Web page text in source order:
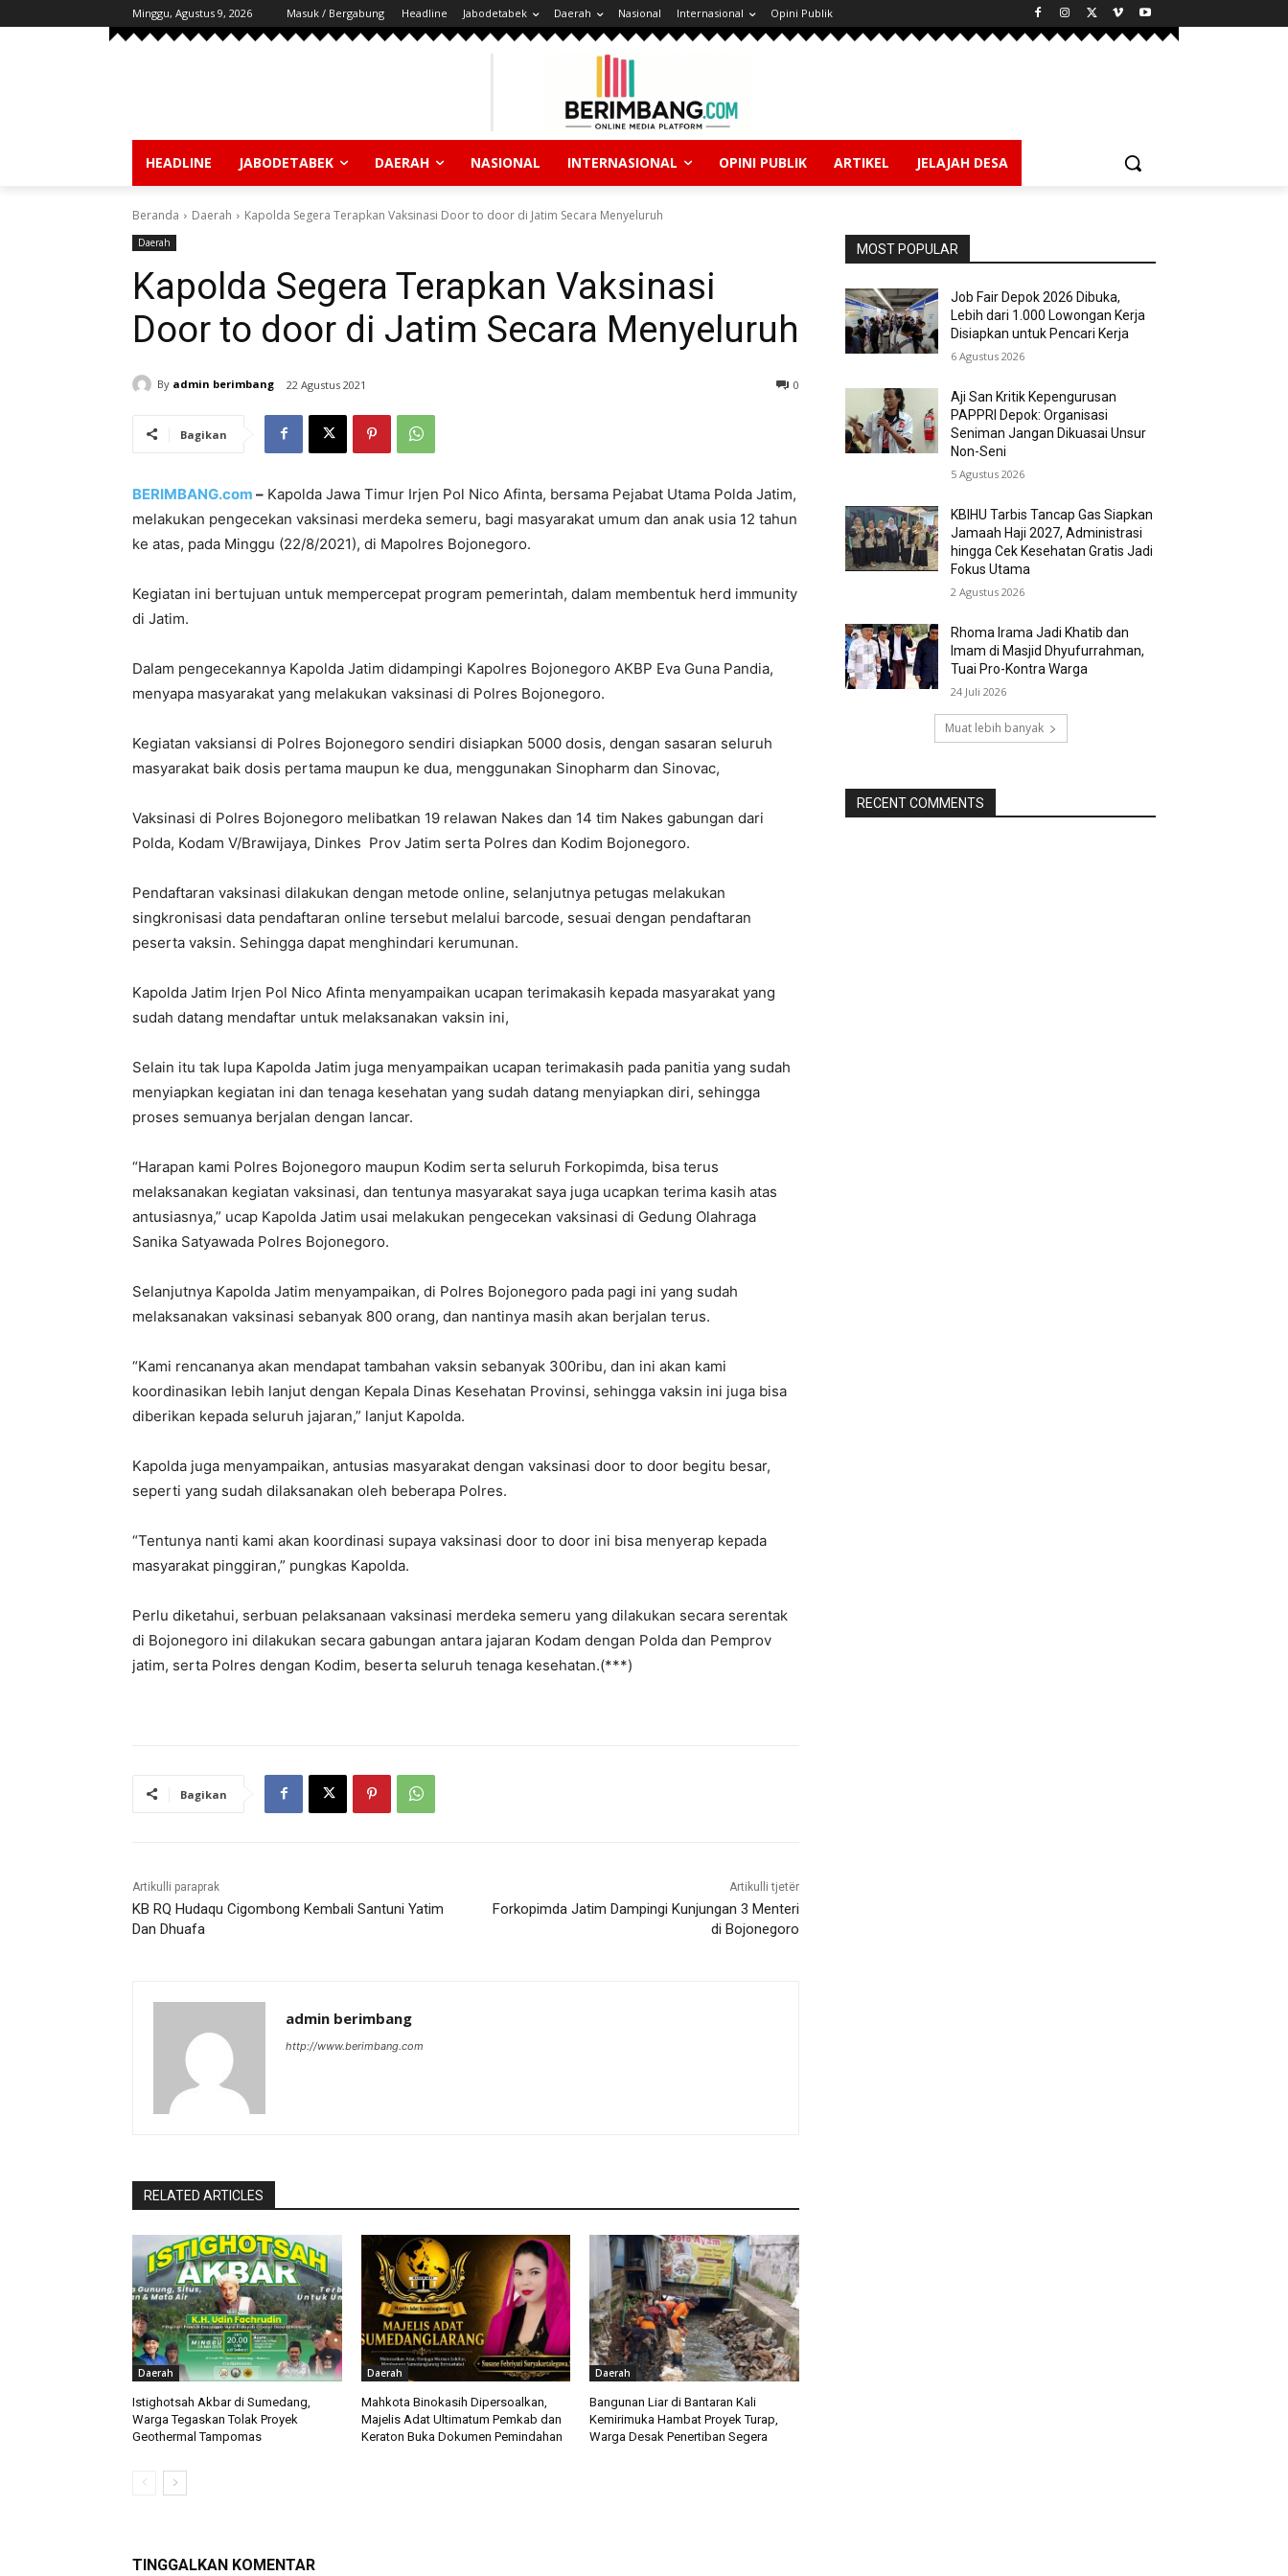
Minggu, Agustus 9, 2026 Masuk / Bergabung Headline Jabodetabek Daerah Nasional Internasional Opini Publik
HEADLINE JABODETABEK DAERAH NASIONAL INTERNASIONAL OPINI PUBLIK ARTIKEL JELAJAH DESA
Beranda Daerah Kapolda Segera Terapkan Vaksinasi Door to door di Jatim Secara Menyeluruh
Daerah
Kapolda Segera Terapkan Vaksinasi
Door to door di Jatim Secara Menyeluruh
By admin berimbang 22 Agustus 2021 0
Bagikan
BERIMBANG.com – Kapolda Jawa Timur Irjen Pol Nico Afinta, bersama Pejabat Utama Polda Jatim,
melakukan pengecekan vaksinasi merdeka semeru, bagi masyarakat umum dan anak usia 12 tahun
ke atas, pada Minggu (22/8/2021), di Mapolres Bojonegoro.
Kegiatan ini bertujuan untuk mempercepat program pemerintah, dalam membentuk herd immunity
di Jatim.
Dalam pengecekannya Kapolda Jatim didampingi Kapolres Bojonegoro AKBP Eva Guna Pandia,
menyapa masyarakat yang melakukan vaksinasi di Polres Bojonegoro.
Kegiatan vaksiansi di Polres Bojonegoro sendiri disiapkan 5000 dosis, dengan sasaran seluruh
masyarakat baik dosis pertama maupun ke dua, menggunakan Sinopharm dan Sinovac,
Vaksinasi di Polres Bojonegoro melibatkan 19 relawan Nakes dan 14 tim Nakes gabungan dari
Polda, Kodam V/Brawijaya, Dinkes Prov Jatim serta Polres dan Kodim Bojonegoro.
Pendaftaran vaksinasi dilakukan dengan metode online, selanjutnya petugas melakukan
singkronisasi data pendaftaran online tersebut melalui barcode, sesuai dengan pendaftaran
peserta vaksin. Sehingga dapat menghindari kerumunan.
Kapolda Jatim Irjen Pol Nico Afinta menyampaikan ucapan terimakasih kepada masyarakat yang
sudah datang mendaftar untuk melaksanakan vaksin ini,
Selain itu tak lupa Kapolda Jatim juga menyampaikan ucapan terimakasih pada panitia yang sudah
menyiapkan kegiatan ini dan tenaga kesehatan yang sudah datang menyiapkan diri, sehingga
proses semuanya berjalan dengan lancar.
“Harapan kami Polres Bojonegoro maupun Kodim serta seluruh Forkopimda, bisa terus
melaksanakan kegiatan vaksinasi, dan tentunya masyarakat saya juga ucapkan terima kasih atas
antusiasnya,” ucap Kapolda Jatim usai melakukan pengecekan vaksinasi di Gedung Olahraga
Sanika Satyawada Polres Bojonegoro.
Selanjutnya Kapolda Jatim menyampaikan, di Polres Bojonegoro pada pagi ini yang sudah
melaksanakan vaksinasi sebanyak 800 orang, dan nantinya masih akan berjalan terus.
“Kami rencananya akan mendapat tambahan vaksin sebanyak 300ribu, dan ini akan kami
koordinasikan lebih lanjut dengan Kepala Dinas Kesehatan Provinsi, sehingga vaksin ini juga bisa
diberikan kepada seluruh jajaran,” lanjut Kapolda.
Kapolda juga menyampaikan, antusias masyarakat dengan vaksinasi door to door begitu besar,
seperti yang sudah dilaksanakan oleh beberapa Polres.
“Tentunya nanti kami akan koordinasi supaya vaksinasi door to door ini bisa menyerap kepada
masyarakat pinggiran,” pungkas Kapolda.
Perlu diketahui, serbuan pelaksanaan vaksinasi merdeka semeru yang dilakukan secara serentak
di Bojonegoro ini dilakukan secara gabungan antara jajaran Kodam dengan Polda dan Pemprov
jatim, serta Polres dengan Kodim, beserta seluruh tenaga kesehatan.(***)
Bagikan
Artikulli paraprak
KB RQ Hudaqu Cigombong Kembali Santuni Yatim
Dan Dhuafa
Artikulli tjetër
Forkopimda Jatim Dampingi Kunjungan 3 Menteri
di Bojonegoro
admin berimbang
http://www.berimbang.com
RELATED ARTICLES
Daerah
Istighotsah Akbar di Sumedang,
Warga Tegaskan Tolak Proyek
Geothermal Tampomas
Daerah
Mahkota Binokasih Dipersoalkan,
Majelis Adat Ultimatum Pemkab dan
Keraton Buka Dokumen Pemindahan
Daerah
Bangunan Liar di Bantaran Kali
Kemirimuka Hambat Proyek Turap,
Warga Desak Penertiban Segera
TINGGALKAN KOMENTAR
MOST POPULAR
Job Fair Depok 2026 Dibuka,
Lebih dari 1.000 Lowongan Kerja
Disiapkan untuk Pencari Kerja
6 Agustus 2026
Aji San Kritik Kepengurusan
PAPPRI Depok: Organisasi
Seniman Jangan Dikuasai Unsur
Non-Seni
5 Agustus 2026
KBIHU Tarbis Tancap Gas Siapkan
Jamaah Haji 2027, Administrasi
hingga Cek Kesehatan Gratis Jadi
Fokus Utama
2 Agustus 2026
Rhoma Irama Jadi Khatib dan
Imam di Masjid Dhyufurrahman,
Tuai Pro-Kontra Warga
24 Juli 2026
Muat lebih banyak
RECENT COMMENTS